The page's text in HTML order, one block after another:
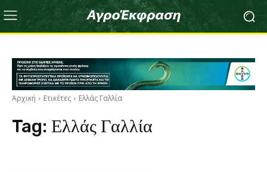
Αρχική Ετικέτες Ελλάς Γαλλία
Tag: Ελλάς Γαλλία